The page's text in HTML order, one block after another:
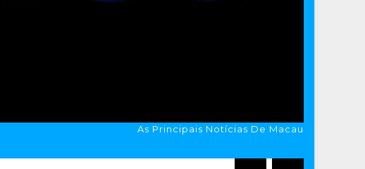
As Principais Notícias De Macau